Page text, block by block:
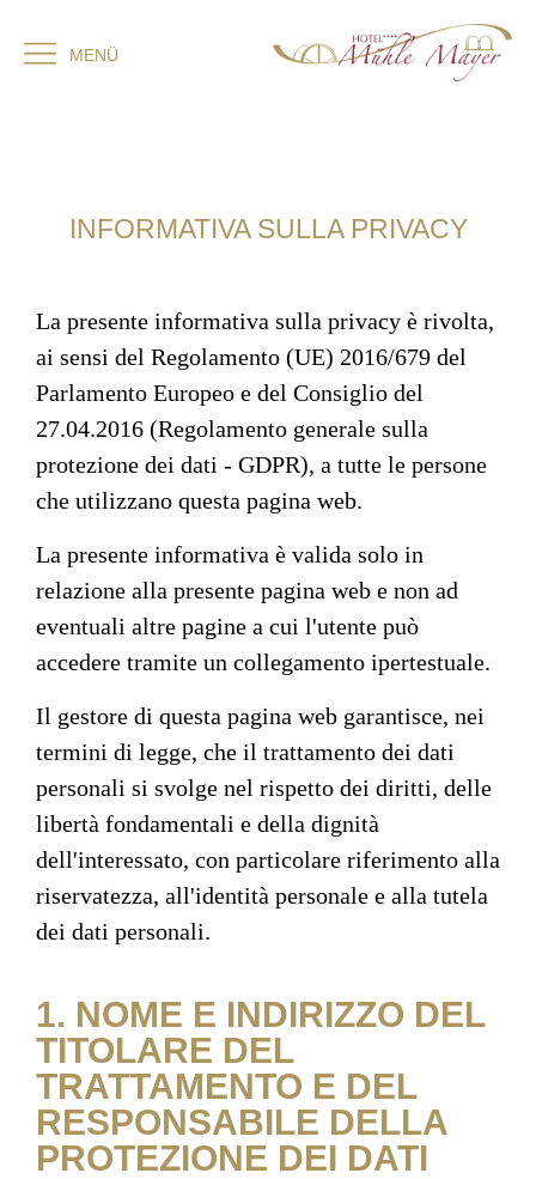
MENÜ
INFORMATIVA SULLA PRIVACY
La presente informativa sulla privacy è rivolta,
ai sensi del Regolamento (UE) 2016/679 del
Parlamento Europeo e del Consiglio del
27.04.2016 (Regolamento generale sulla
protezione dei dati - GDPR), a tutte le persone
che utilizzano questa pagina web.
La presente informativa è valida solo in
relazione alla presente pagina web e non ad
eventuali altre pagine a cui l'utente può
accedere tramite un collegamento ipertestuale.
Il gestore di questa pagina web garantisce, nei
termini di legge, che il trattamento dei dati
personali si svolge nel rispetto dei diritti, delle
libertà fondamentali e della dignità
dell'interessato, con particolare riferimento alla
riservatezza, all'identità personale e alla tutela
dei dati personali.
1. NOME E INDIRIZZO DEL
TITOLARE DEL
TRATTAMENTO E DEL
RESPONSABILE DELLA
PROTEZIONE DEI DATI